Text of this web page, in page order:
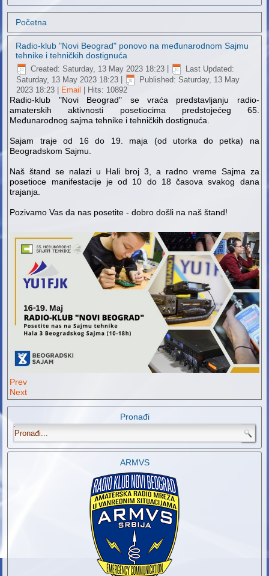
Početna
Radio-klub "Novi Beograd" ponovo na međunarodnom Sajmu
tehnike i tehničkih dostignuća
Created: Saturday, 13 May 2023 18:23
Last Updated:
Saturday, 13 May 2023 18:23
Published: Saturday, 13 May
2023 18:23
Email | Hits: 10892
Radio-klub "Novi Beograd" se vraća predstavljanju radio-
amaterskih aktivnosti posetiocima predstojećeg 65.
Međunarodnog sajma tehnike i tehničkih dostignuća.
Sajam traje od 16 do 19. maja (od utorka do petka) na
Beogradskom Sajmu.
Naš štand se nalazi u Hali broj 3, a radno vreme Sajma za
posetioce manifestacije je od 10 do 18 časova svakog dana
trajanja.
Pozivamo Vas da nas posetite - dobro došli na naš štand!
Prev
Next
Pronađi
.
ARMVS